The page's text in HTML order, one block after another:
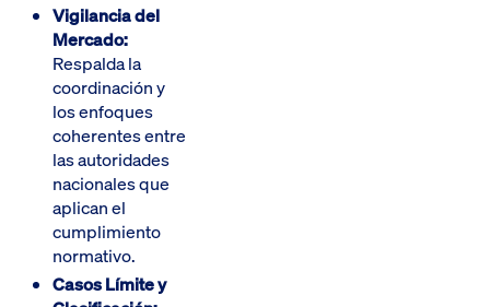
Vigilancia del
Mercado:
Respalda la
coordinación y
los enfoques
coherentes entre
las autoridades
nacionales que
aplican el
cumplimiento
normativo.
Casos Límite y